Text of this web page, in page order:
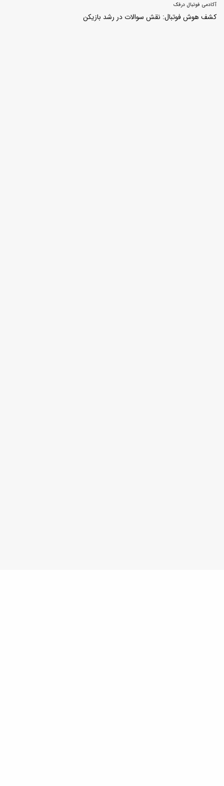
آکادمی فوتبال درفک
کشف هوش فوتبال: نقش سوالات در رشد بازیکن